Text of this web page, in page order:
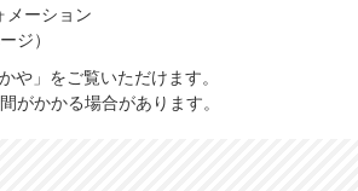
メーション
ジ）
や」をご覧いただけます。
がかかる場合があります。